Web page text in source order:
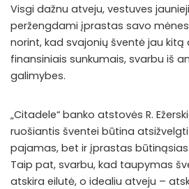
Visgi dažnu atveju, vestuves
peržengdami įprastas savo
norint, kad svajonių šventė jau kitą
finansiniais sunkumais, svarbu iš
galimybes.
„Citadele“ banko atstovės R.
ruošiantis šventei būtina
pajamas, bet ir įprastas
Taip pat, svarbu, kad taupymas
atskira eilutė, o idealiu atveju –